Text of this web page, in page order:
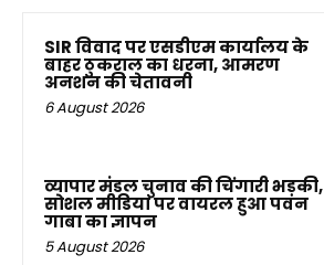
SIR विवाद पर एसडीएम कार्यालय के
बाहर ठुकराल का धरना, आमरण
अनशन की चेतावनी
6 August 2026
व्यापार मंडल चुनाव की चिंगारी भड़की,
सोशल मीडिया पर वायरल हुआ पवन
गाबा का ज्ञापन
5 August 2026